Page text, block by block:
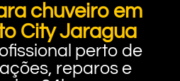
chuveiro em
City Jaragua
perto de
reparos e